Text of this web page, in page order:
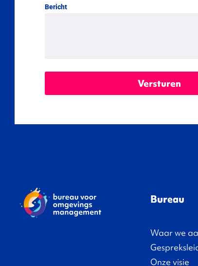
Bericht
Versturen
Bureau
Waar we
Onze visie